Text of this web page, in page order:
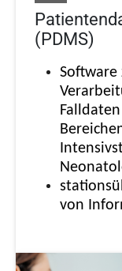
(PDMS)
Software
von